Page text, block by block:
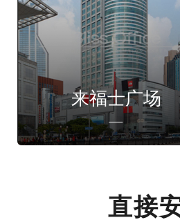
来福士广场
直接